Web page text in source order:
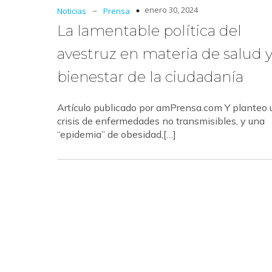
Noticias – Prensa enero 30, 2024
La lamentable política del
avestruz en materia de salud y
bienestar de la ciudadanía
Artículo publicado por amPrensa.com Y planteo
crisis de enfermedades no transmisibles, y una
“epidemia” de obesidad,[…]